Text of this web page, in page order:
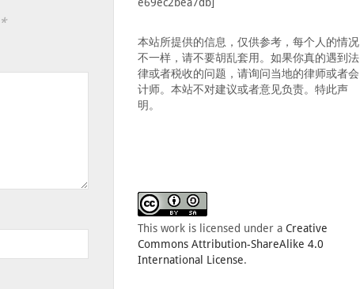
*
本站所提供的信息，仅供参考，每个人的情况
不一样，请不要胡乱套用。如果你真的遇到法
律或者税收的问题，请询问当地的律师或者会
计师。本站不对建议或者意见负责。特此声
明。
This work is licensed under a Creative
Commons Attribution-ShareAlike 4.0
International License.